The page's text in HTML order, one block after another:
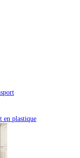
en plastique